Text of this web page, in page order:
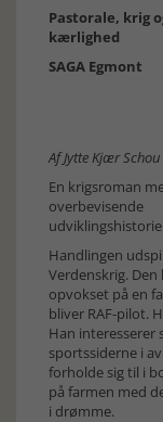
Pastorale, krig
kærlighed
SAGA Egmont
Af Jytte Kjær Schou
En krigsroman
overbevisende
Handlingen
Verdenskrig.
opvokset på en
bliver RAF-pilot.
Han interesserer
sportssiderne i
forholde sig til i
på farmen med
i drømme.